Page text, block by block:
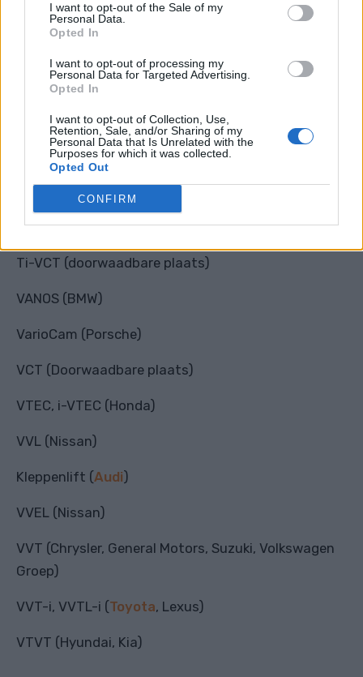
I want to opt-out of the Sale of my
Personal Data.
Opted In
I want to opt-out of processing my
Personal Data for Targeted Advertising.
Opted In
I want to opt-out of Collection, Use,
Retention, Sale, and/or Sharing of my
Personal Data that Is Unrelated with the
Purposes for which it was collected.
Opted Out
CONFIRM
CVVT (Alfa Romeo, Citroën,
, Kia, Peugeot,
DCVCP (Algemene motoren)
MIVEC (Mitsubishi)
MultiAir (Fiat)
N-VCT (Nissan)
S-VT (Mazda)
Ti-VCT (doorwaadbare plaats)
VANOS (BMW)
VarioCam (Porsche)
VCT (Doorwaadbare plaats)
VTEC, i-VTEC (Honda)
VVL (Nissan)
Kleppenlift (Audi)
VVEL (Nissan)
VVT (Chrysler, General Motors, Suzuki, Volkswagen
Groep)
VVT-i, VVTL-i (Toyota, Lexus)
VTVT (Hyundai, Kia)